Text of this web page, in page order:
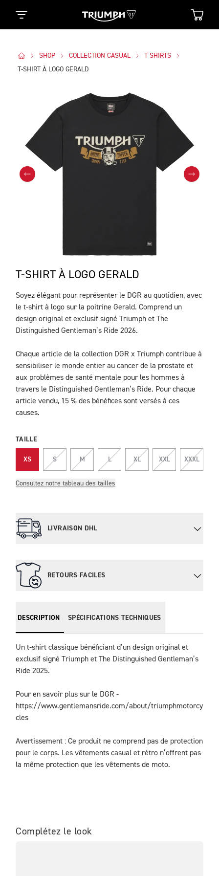
SHOP COLLECTION CASUAL
T SHIRTS
T-SHIRT À LOGO GERALD
T-SHIRT À LOGO GERALD
DESCRIPTION
Soyez élégant pour représenter le DGR au quotidien, avec
le t-shirt à logo sur la poitrine Gerald. Comprend un
design original et exclusif signé Triumph et The
Distinguished Gentleman’s Ride 2026.
Chaque article de la collection DGR x Triumph contribue à
sensibiliser le monde entier au cancer de la prostate et
aux problèmes de santé mentale pour les hommes à
travers le Distinguished Gentleman’s Ride. Pour chaque
article vendu, 15 % des bénéfices sont versés à ces
causes.
TAILLE
XS S M L XL XXL XXXL
Consultez notre tableau des tailles
LIVRAISON DHL
RETOURS FACILES
DESCRIPTION SPÉCIFICATIONS TECHNIQUES
Un t-shirt classique bénéficiant d’un design original et
exclusif signé Triumph et The Distinguished Gentleman’s
Ride 2025.
Pour en savoir plus sur le DGR -
https://www.gentlemansride.com/about/triumphmotorcy
cles
Avertissement : Ce produit ne comprend pas de protection
pour le corps. Les vêtements casual et rétro n’offrent pas
la même protection que les vêtements de moto.
Complétez le look